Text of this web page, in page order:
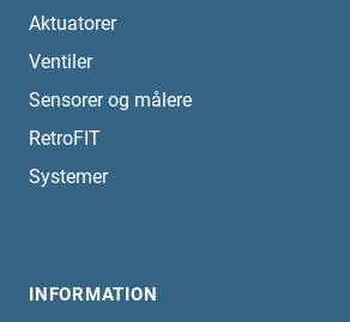
Aktuatorer
Ventiler
Sensorer og målere
RetroFIT
Systemer
INFORMATION